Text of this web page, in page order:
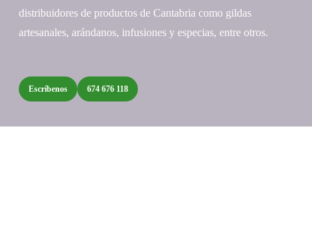
distribuidores de productos de Cantabria como gildas
artesanales, arándanos, infusiones y especias, entre otros.
Escríbenos 674 676 118